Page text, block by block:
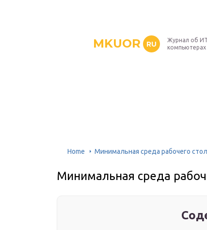
MKUOR RU
Журнал об
компьютерах
Home Минимальная среда рабочего
Минимальная среда